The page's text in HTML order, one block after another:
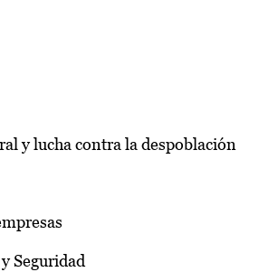
y lucha contra la despoblación
Seguridad